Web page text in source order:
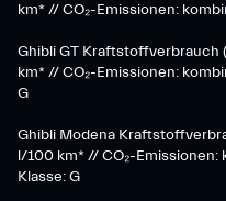
km* // CO₂-Emissionen:
Ghibli GT
km* // CO₂-Emissionen:
G
Ghibli Modena
l/100 km* // CO₂-
Klasse: G​